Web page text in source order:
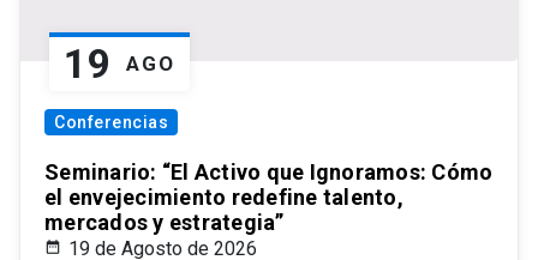
19 AGO
Conferencias
Seminario: “El Activo que Ignoramos: Cómo
el envejecimiento redefine talento,
mercados y estrategia”
19 de Agosto de 2026